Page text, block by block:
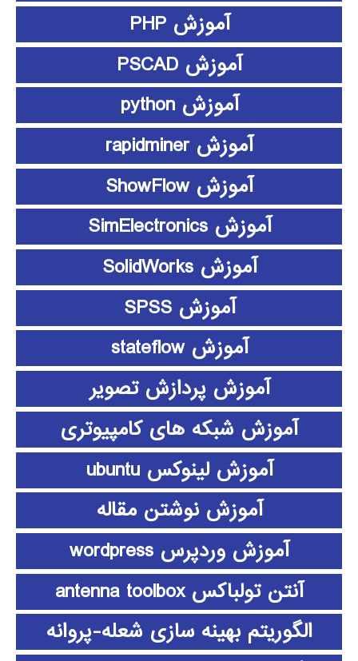
آموزش PHP
آموزش PSCAD
آموزش python
آموزش rapidminer
آموزش ShowFlow
آموزش SimElectronics
آموزش SolidWorks
آموزش SPSS
آموزش stateflow
آموزش پردازش تصویر
آموزش شبکه های کامپیوتری
آموزش لینوکس ubuntu
آموزش نوشتن مقاله
آموزش وردپرس wordpress
آنتن تولباکس antenna toolbox
الگوریتم بهینه سازی شعله-پروانه